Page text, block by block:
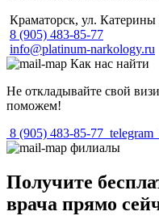
Краматорск, ул.
8 (905) 483-85-77
info@platinum-narkology.ru
Как нас найти
Не откладывайте свой
поможем!
8 (905) 483-85-77 telegram
филиалы
Получите
врача прямо